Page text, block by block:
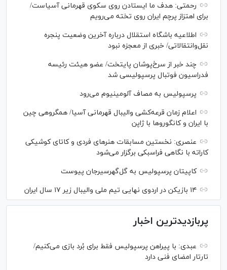
رحمتی: هدف ما ایستادن روی سکوی قهرمانی آسیاست/
برای اهتزاز پرچم ایران روی تخته می‌رویم
اطلاعیه باشگاه استقلال درباره آخرین وضعیت پنجره
نقل‌وانتقالاتی/ خبری از معجزه نبود
چند خبر از سرخ‌پوشان پایتخت/ عضو هیئت رئیسه
فدراسیون فوتبال پرسپولیسی شد
پرسپولیس به مصاف آلومینیوم می‌رود
اعلام زمان قرعه‌کشی والیبال قهرمانی آسیا/ همگروهی چین
با ایران و کانگورو‌ها با ژاپن
عنصری: نخستین مسابقات هنر‌های فردی و کاتای کوشیکی
کاراته با نگاهی فراسبکی برگزار می‌شود
کاپیتان پرسپولیس به گل‌گهرسیرجان پیوست
۱۴ بازیکن در اردوی نهایی تیم ملی والیبال زیر ۱۷ سال ایران
پربازدیدترین اخبار
عبدی: با پیراهن پرسپولیس فقط برای بُرد بازی می‌کنیم/
تارتار امضای فنی دارد